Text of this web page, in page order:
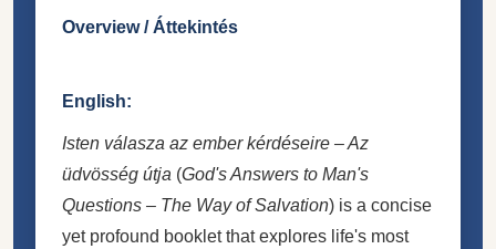
Overview / Áttekintés
English:
Isten válasza az ember kérdéseire – Az
üdvösség útja (God's Answers to Man's
Questions – The Way of Salvation) is a concise
yet profound booklet that explores life's most